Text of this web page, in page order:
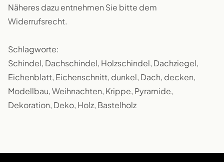
Näheres dazu entnehmen Sie bitte dem
Widerrufsrecht.
Schlagworte:
Schindel, Dachschindel, Holzschindel, Dachziegel,
Eichenblatt, Eichenschnitt, dunkel, Dach, decken,
Modellbau, Weihnachten, Krippe, Pyramide,
Dekoration, Deko, Holz, Bastelholz